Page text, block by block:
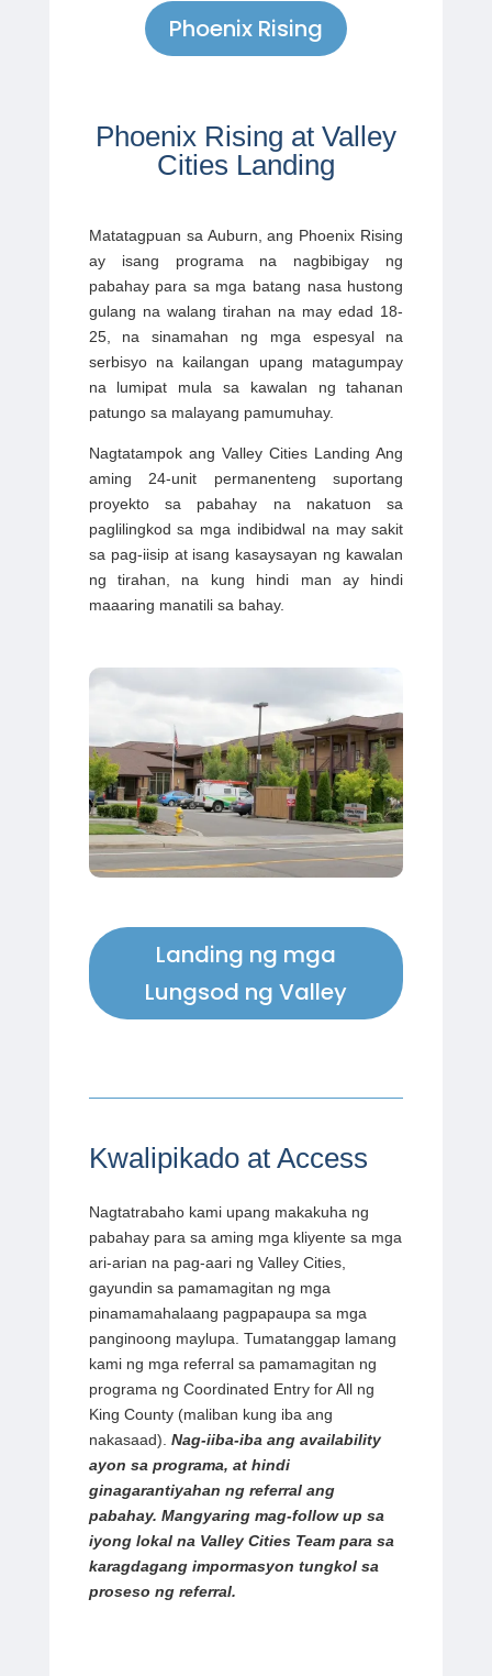
Phoenix Rising
Phoenix Rising at Valley
Cities Landing
Matatagpuan sa Auburn, ang Phoenix Rising
ay isang programa na nagbibigay ng
pabahay para sa mga batang nasa hustong
gulang na walang tirahan na may edad 18-
25, na sinamahan ng mga espesyal na
serbisyo na kailangan upang matagumpay
na lumipat mula sa kawalan ng tahanan
patungo sa malayang pamumuhay.
Nagtatampok ang Valley Cities LandingAng
aming 24-unit permanenteng suportang
proyekto sa pabahay na nakatuon sa
paglilingkod sa mga indibidwal na may sakit
sa pag-iisip at isang kasaysayan ng kawalan
ng tirahan, na kung hindi man ay hindi
maaaring manatili sa bahay.
Landing ng mga
Lungsod ng Valley
Kwalipikado at Access
Nagtatrabaho kami upang makakuha ng
pabahay para sa aming mga kliyente sa mga
ari-arian na pag-aari ng Valley Cities,
gayundin sa pamamagitan ng mga
pinamamahalaang pagpapaupa sa mga
panginoong maylupa. Tumatanggap lamang
kami ng mga referral sa pamamagitan ng
programa ng Coordinated Entry for All ng
King County (maliban kung iba ang
nakasaad). Nag-iiba-iba ang availability
ayon sa programa, at hindi
ginagarantiyahan ng referral ang
pabahay. Mangyaring mag-follow up sa
iyong lokal na Valley Cities Team para sa
karagdagang impormasyon tungkol sa
proseso ng referral.